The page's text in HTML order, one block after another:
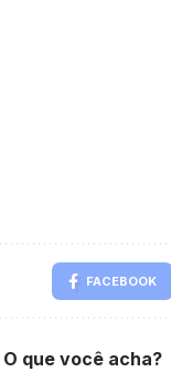
FACEBOOK
O que você acha?